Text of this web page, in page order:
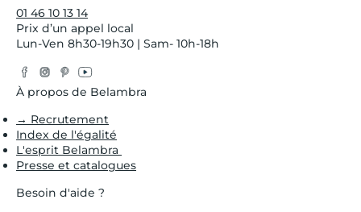
01 46 10 13 14
Prix d’un appel local
Lun-Ven 8h30-19h30 | Sam- 10h-18h
Facebook
Instagram
Pinterest
YouTube
À propos de Belambra
→ Recrutement
Index de l'égalité
L'esprit Belambra
Presse et catalogues
Besoin d'aide ?